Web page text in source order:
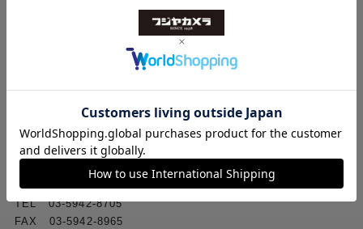
TEL [1F] 03-5318-2241／[2F] 03-5318-2222
FAX [1F] 03-3388-3380／[2F] 03-3388-1560
10:00-20:30
TEL 03-5942-8705
FAX 03-5942-8965